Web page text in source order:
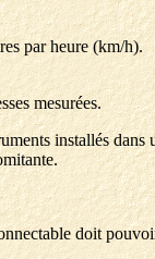
par heure (km/h).
mesurées.
installés
doit